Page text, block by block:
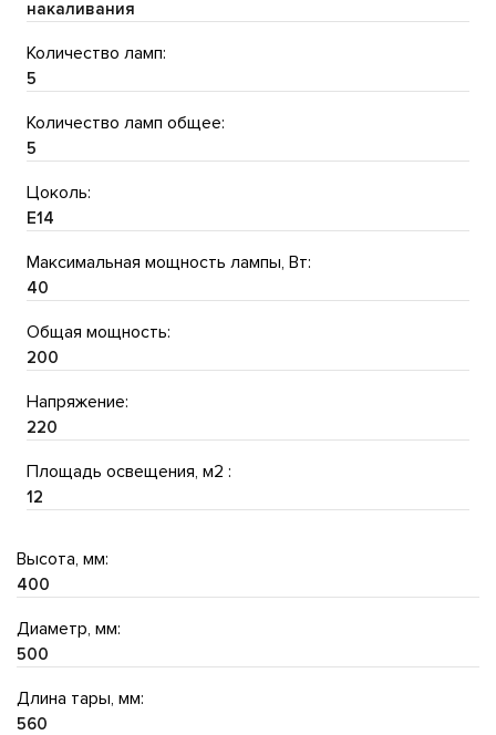
накаливания
Количество ламп:
5
Количество ламп общее:
5
Цоколь:
E14
Максимальная мощность лампы, Вт:
40
Общая мощность:
200
Напряжение:
220
Площадь освещения, м2 :
12
Высота, мм:
400
Диаметр, мм:
500
Длина тары, мм:
560